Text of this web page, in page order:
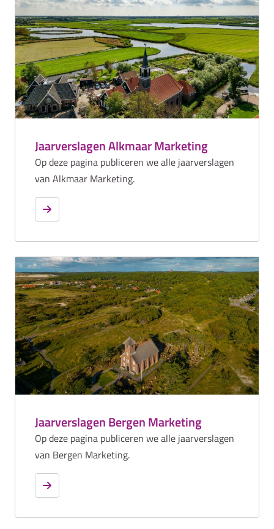
Jaarverslagen Alkmaar Marketing
Op deze pagina publiceren we alle jaarverslagen
van Alkmaar Marketing.
Jaarverslagen Bergen Marketing
Op deze pagina publiceren we alle jaarverslagen
van Bergen Marketing.